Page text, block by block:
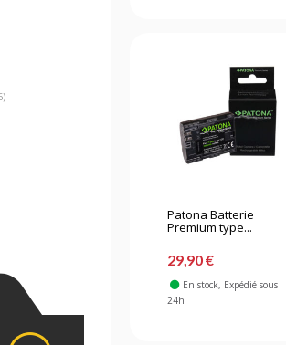
Patona Batterie
Premium type...
29,90 €
En stock, Expédié sous
24h